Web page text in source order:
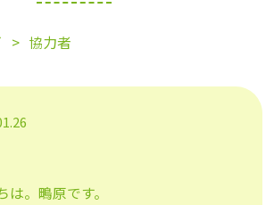
協力者
。鴫原です。